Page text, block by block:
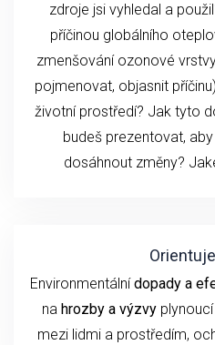
zdroje jsi vyhledal a
příčinou globálního
zmenšování ozonové
pojmenovat, objasnit
životní prostředí? Jak tyto
budeš prezentovat,
dosáhnout změny?
Environmentálnídopady a
na hrozby a výzvyplynoucí
mezi lidmi a prostředím,